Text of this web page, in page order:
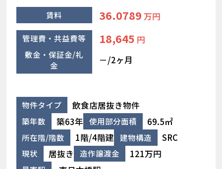
賃料 36.0789 万円
管理費・共益費等 18,645 円
敷金・保証金/礼
金
－/2ヶ月
物件タイプ 飲食店居抜き物件
築年数 築63年 使用部分面積 69.5㎡
所在階/階数 1階/4階建 建物構造 SRC
現状 居抜き 造作譲渡金 121万円